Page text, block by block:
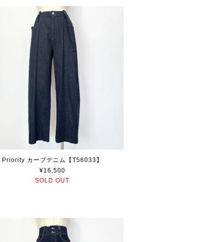
Priority カーブデニム【T56033】
¥16,500
SOLD OUT